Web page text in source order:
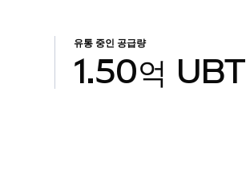
유통 중인 공급량
1.50억 UBT